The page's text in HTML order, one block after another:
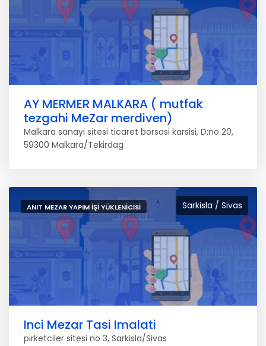
AY MERMER MALKARA ( mutfak
tezgahi MeZar merdiven)
Malkara sanayi sitesi ticaret borsasi karsisi, D:no 20,
59300 Malkara/Tekirdag
Sarkisla / Sivas
ANIT MEZAR YAPIM İŞI YÜKLENICISI
Inci Mezar Tasi Imalati
pirketciler sitesi no 3, Sarkisla/Sivas